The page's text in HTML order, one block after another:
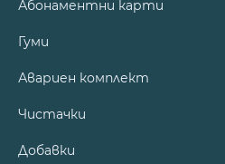
Абонаментни карти
Гуми
Авариен комплект
Чистачки
Добавки